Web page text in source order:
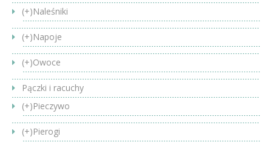
(+)Naleśniki
(+)Napoje
(+)Owoce
Pączki i racuchy
(+)Pieczywo
(+)Pierogi